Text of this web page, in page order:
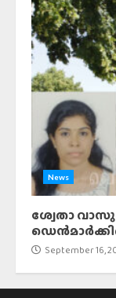
News
ശ്വേതാ
September 16,